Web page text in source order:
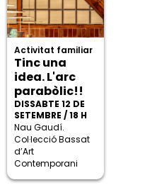
Activitat familiar
Tinc una
idea. L'arc
parabòlic!!
DISSABTE 12 DE
SETEMBRE / 18 H
Nau Gaudí.
Col·lecció Bassat
d’Art
Contemporani